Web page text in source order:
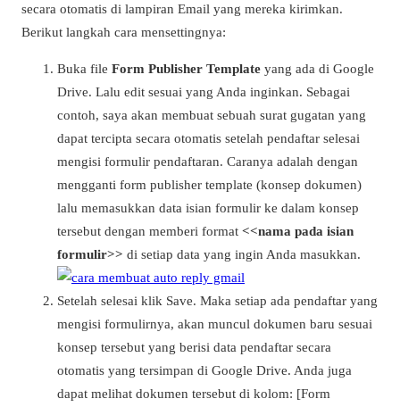
secara otomatis di lampiran Email yang mereka kirimkan.
Berikut langkah cara mensettingnya:
Buka file Form Publisher Template yang ada di Google
Drive. Lalu edit sesuai yang Anda inginkan. Sebagai
contoh, saya akan membuat sebuah surat gugatan yang
dapat tercipta secara otomatis setelah pendaftar selesai
mengisi formulir pendaftaran. Caranya adalah dengan
mengganti form publisher template (konsep dokumen)
lalu memasukkan data isian formulir ke dalam konsep
tersebut dengan memberi format <<nama pada isian
formulir>> di setiap data yang ingin Anda masukkan.
Setelah selesai klik Save. Maka setiap ada pendaftar yang
mengisi formulirnya, akan muncul dokumen baru sesuai
konsep tersebut yang berisi data pendaftar secara
otomatis yang tersimpan di Google Drive. Anda juga
dapat melihat dokumen tersebut di kolom: [Form